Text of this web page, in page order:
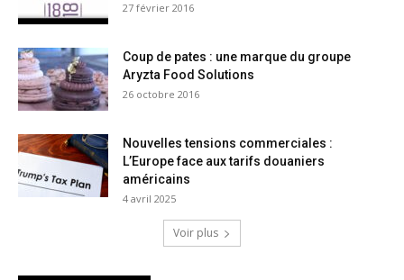
27 février 2016
Coup de pates : une marque du groupe
Aryzta Food Solutions
26 octobre 2016
Nouvelles tensions commerciales :
L’Europe face aux tarifs douaniers
américains
4 avril 2025
Voir plus